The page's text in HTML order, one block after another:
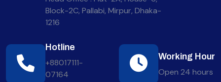
Block-2C, Pallabi, Mirpur, Dhaka-
1216
Hotline
+88017111-
07164
Working Hour
Open 24 hours